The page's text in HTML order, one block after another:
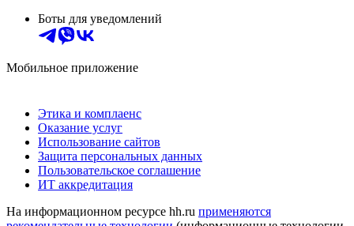
Боты для уведомлений
Мобильное приложение
Этика и комплаенс
Оказание услуг
Использование сайтов
Защита персональных данных
Пользовательское соглашение
ИТ аккредитация
На информационном ресурсе hh.ru применяются